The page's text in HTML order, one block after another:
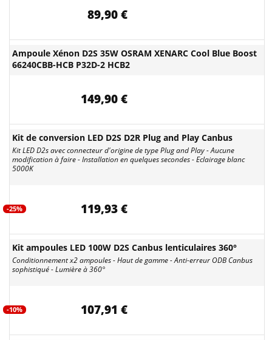
89,90 €
Ampoule Xénon D2S 35W OSRAM XENARC Cool Blue Boost
66240CBB-HCB P32D-2 HCB2
149,90 €
Kit de conversion LED D2S D2R Plug and Play Canbus
Kit LED D2s avec connecteur d'origine de type Plug and Play - Aucune
modification à faire - Installation en quelques secondes - Eclairage blanc
5000K
-25% 119,93 €
Kit ampoules LED 100W D2S Canbus lenticulaires 360°
Conditionnement x2 ampoules - Haut de gamme - Anti-erreur ODB Canbus
sophistiqué - Lumière à 360°
-10% 107,91 €